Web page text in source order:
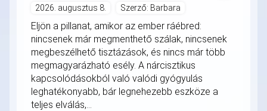
2026. augusztus 8. Szerző: Barbara
Eljön a pillanat, amikor az ember ráébred:
nincsenek már megmenthető szálak, nincsenek
megbeszélhető tisztázások, és nincs már több
megmagyarázható esély. A nárcisztikus
kapcsolódásokból való valódi gyógyulás
leghatékonyabb, bár legnehezebb eszköze a
teljes elválás,...